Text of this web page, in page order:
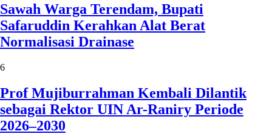
Sawah Warga Terendam, Bupati
Safaruddin Kerahkan Alat Berat
Normalisasi Drainase
6
Prof Mujiburrahman Kembali Dilantik
sebagai Rektor UIN Ar-Raniry Periode
2026–2030